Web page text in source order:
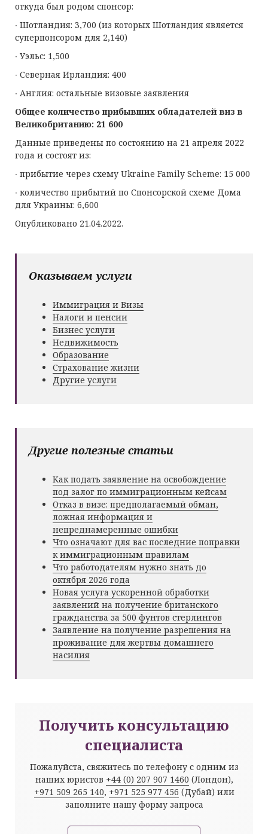
откуда был родом спонсор:
∙ Шотландия: 3,700 (из которых Шотландия является
суперпонсором для 2,140)
∙ Уэльс: 1,500
∙ Северная Ирландия: 400
∙ Англия: остальные визовые заявления
Общее количество прибывших обладателей виз в
Великобританию: 21 600
Данные приведены по состоянию на 21 апреля 2022
года и состоят из:
∙ прибытие через схему Ukraine Family Scheme: 15 000
∙ количество прибытий по Спонсорской схеме Дома
для Украины: 6,600
Опубликовано 21.04.2022.
Оказываем услуги
Иммиграция и Визы
Налоги и пенсии
Бизнес услуги
Недвижимость
Образование
Страхование жизни
Другие услуги
Другие полезные статьи
Как подать заявление на освобождение
под залог по иммиграционным кейсам
Отказ в визе: предполагаемый обман,
ложная информация и
непреднамеренные ошибки
Что означают для вас последние поправки
к иммиграционным правилам
Что работодателям нужно знать до
октября 2026 года
Новая услуга ускоренной обработки
заявлений на получение британского
гражданства за 500 фунтов стерлингов
Заявление на получение разрешения на
проживание для жертвы домашнего
насилия
Получить консультацию
специалиста
Пожалуйста, свяжитесь по телефону с одним из
наших юристов +44 (0) 207 907 1460 (Лондон),
+971 509 265 140, +971 525 977 456 (Дубай) или
заполните нашу форму запроса